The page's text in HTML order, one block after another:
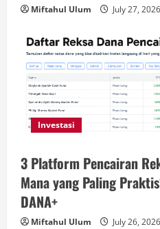
Miftahul Ulum July 27, 2026
Investasi
3 Platform Pencairan
Mana yang Paling
DANA+
Miftahul Ulum July 26, 2026